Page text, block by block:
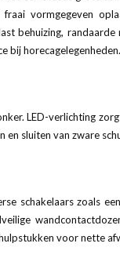
vormgegeven
behuizing,
bij horecagelegenheden.
LED-verlichting
sluiten van zware
schakelaars zoals
voor nette